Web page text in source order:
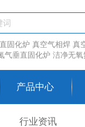
固化炉 真空气相焊 真
气垂直固化炉 洁净无氧
产品中心
行业资讯